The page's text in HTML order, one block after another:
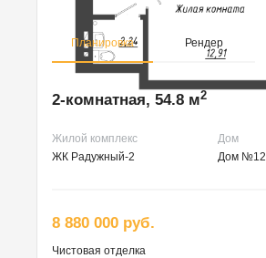
Планировка Рендер
2-комнатная, 54.8 м2
Жилой комплекс Дом
ЖК Радужный-2
Дом №12
8 880 000 руб.
Чистовая отделка